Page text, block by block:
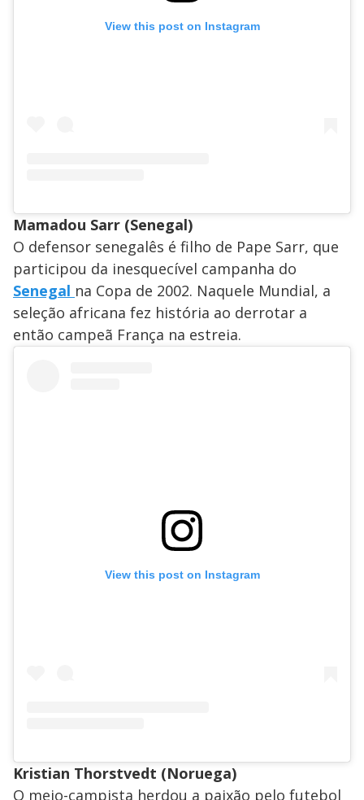
View this post on Instagram
Mamadou Sarr (Senegal)
O defensor senegalês é filho de Pape Sarr, que
participou da inesquecível campanha do
Senegal na Copa de 2002. Naquele Mundial, a
seleção africana fez história ao derrotar a
então campeã França na estreia.
View this post on Instagram
Kristian Thorstvedt (Noruega)
O meio-campista herdou a paixão pelo futebol